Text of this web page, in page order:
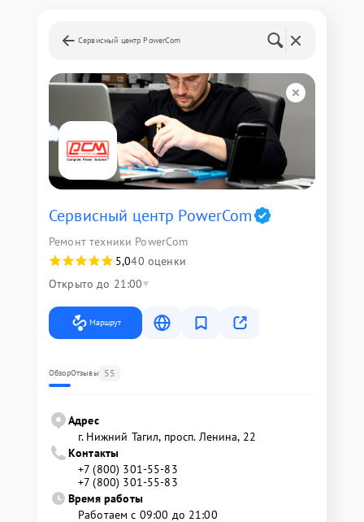
Сервисный центр PowerCom
Сервисный центр PowerCom
Ремонт техники PowerCom
5,040 оценки
Открыто до 21:00
Маршрут
ОбзорОтзывы 55
Адрес
г. Нижний Тагил, просп. Ленина, 22
Контакты
+7 (800) 301-55-83
+7 (800) 301-55-83
Время работы
Работаем с 09:00 до 21:00